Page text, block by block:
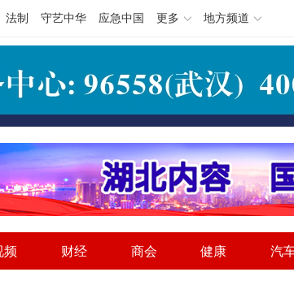
法制 守艺中华 应急中国 更多 地方频道
频 财经 商会 健康 汽